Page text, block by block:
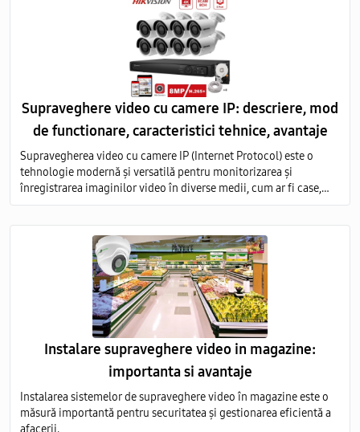
Supraveghere video cu camere IP: descriere, mod
de functionare, caracteristici tehnice, avantaje
Supravegherea video cu camere IP (Internet Protocol) este o
tehnologie modernă și versatilă pentru monitorizarea și
înregistrarea imaginilor video în diverse medii, cum ar fi case,
birouri, clădiri comerciale, instituții publice și industriale.
Instalare supraveghere video in magazine:
importanta si avantaje
Instalarea sistemelor de supraveghere video în magazine este o
măsură importantă pentru securitatea și gestionarea eficientă a
afacerii.